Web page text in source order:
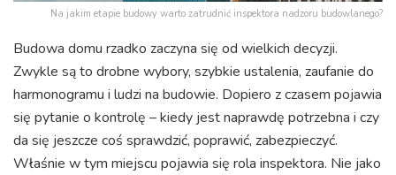
Na jakim etapie budowy warto zatrudnić inspektora nadzoru budowlanego?
Budowa domu rzadko zaczyna się od wielkich decyzji.
Zwykle są to drobne wybory, szybkie ustalenia, zaufanie do
harmonogramu i ludzi na budowie. Dopiero z czasem pojawia
się pytanie o kontrolę – kiedy jest naprawdę potrzebna i czy
da się jeszcze coś sprawdzić, poprawić, zabezpieczyć.
Właśnie w tym miejscu pojawia się rola inspektora. Nie jako